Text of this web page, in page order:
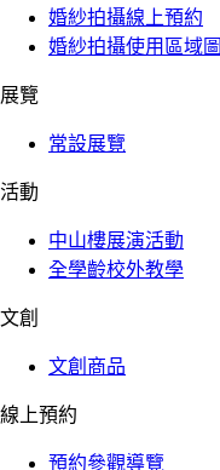
婚紗拍攝線上預約
婚紗拍攝使用區域圖
展覽
常設展覽
活動
中山樓展演活動
全學齡校外教學
文創
文創商品
線上預約
預約參觀導覽